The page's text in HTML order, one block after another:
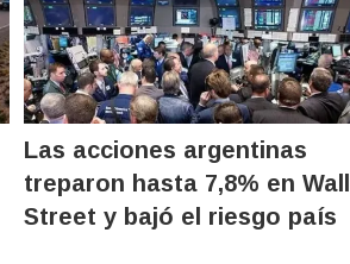
Las acciones argentinas
treparon hasta 7,8% en Wall
Street y bajó el riesgo país